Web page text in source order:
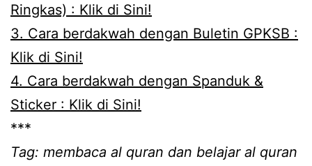
Ringkas) : Klik di Sini!
3. Cara berdakwah dengan Buletin GPKSB :
Klik di Sini!
4. Cara berdakwah dengan Spanduk &
Sticker : Klik di Sini!
***
Tag: membaca al quran dan belajar al quran